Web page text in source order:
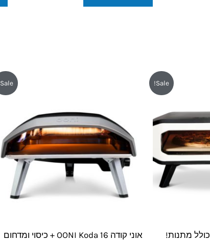
Sale!
Sale!
אוני קודה 16 OONI Koda + כיסוי ומדחום